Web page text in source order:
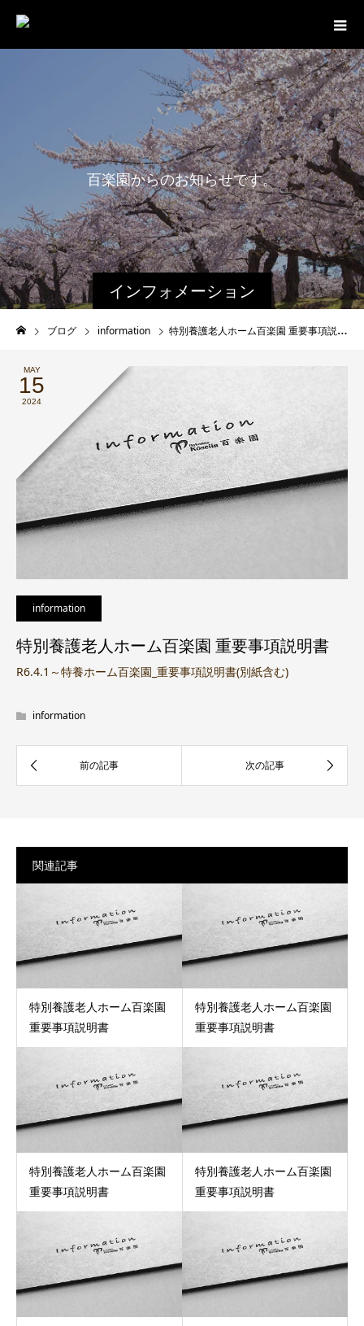
インフォメーション
百楽園からのお知らせです。
ブログ information 特別養護老人ホーム百楽園 重要事項説明書
MAY
15
2024
information
特別養護老人ホーム百楽園 重要事項説明書
R6.4.1～特養ホーム百楽園_重要事項説明書(別紙含む)
information
関連記事
特別養護老人ホーム百楽園
重要事項説明書
特別養護老人ホーム百楽園
重要事項説明書
特別養護老人ホーム百楽園
重要事項説明書
特別養護老人ホーム百楽園
重要事項説明書